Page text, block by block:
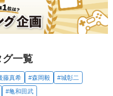
グ一覧
藤真希 #森岡毅
#城彰二
#亀和田武